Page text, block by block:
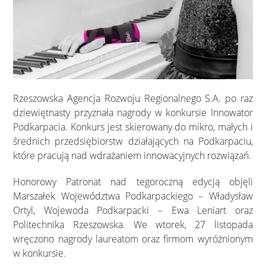
Rzeszowska Agencja Rozwoju Regionalnego S.A. po raz
dziewiętnasty przyznała nagrody w konkursie Innowator
Podkarpacia. Konkurs jest skierowany do mikro, małych i
średnich przedsiębiorstw działających na Podkarpaciu,
które pracują nad wdrażaniem innowacyjnych rozwiązań.
Honorowy Patronat nad tegoroczną edycją objęli
Marszałek Województwa Podkarpackiego – Władysław
Ortyl, Wojewoda Podkarpacki – Ewa Leniart oraz
Politechnika Rzeszowska. We wtorek, 27 listopada
wręczono nagrody laureatom oraz firmom wyróżnionym
w konkursie.